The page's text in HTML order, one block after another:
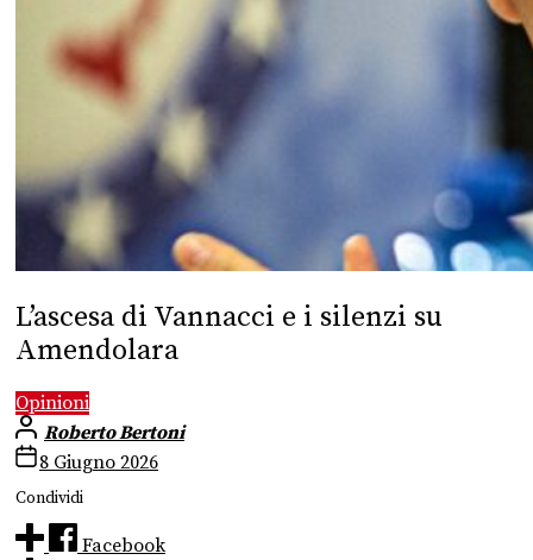
L’ascesa di Vannacci e i silenzi su
Amendolara
Opinioni
Roberto Bertoni
8 Giugno 2026
Condividi
Facebook